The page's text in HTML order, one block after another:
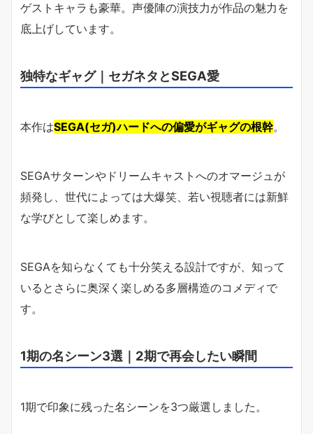
ゲストキャラも豪華。声優陣の演技力が作品の魅力を
底上げしています。
独特なギャグ｜セガネタとSEGA愛
本作はSEGA(セガ)ハードへの偏愛がギャグの根幹。
SEGAサターンやドリームキャストへのオマージュが
頻発し、世代によっては大爆笑、若い視聴者には新鮮
な学びとして楽しめます。
SEGAを知らなくても十分笑える設計ですが、知って
いるとさらに奥深く楽しめる多層構造のコメディで
す。
1期の名シーン3選｜2期で再会したい瞬間
1期で印象に残った名シーンを3つ厳選しました。